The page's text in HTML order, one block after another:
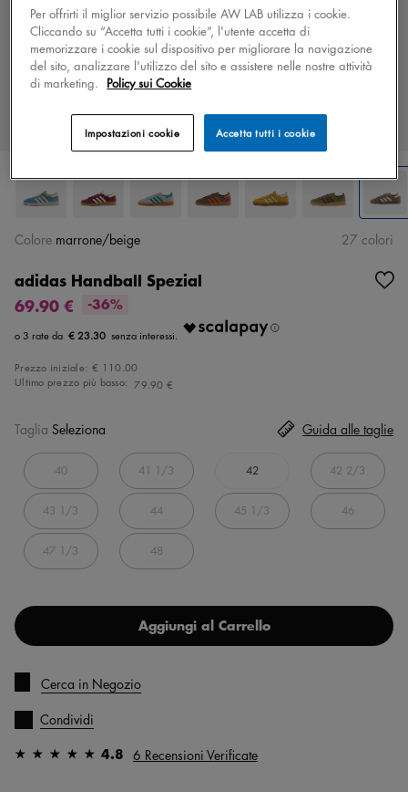
adidas Handball Spezial
69.90 €
-36%
€ 23.30
Prezzo iniziale: € 110.00
Ultimo prezzo più basso: 79.90 €
Colore marrone/beige 27 colori
Taglia Seleziona
40 41 1/3 42 42 2/3
43 1/3 44 45 1/3 46
47 1/3 48
Guida alle taglie
Aggiungi al Carrello
Cerca in Negozio
Condividi
4.8 6 Recensioni Verificate
Per offrirti il miglior servizio possibile AW LAB utilizza i cookie.
Cliccando su “Accetta tutti i cookie”, l'utente accetta di
memorizzare i cookie sul dispositivo per migliorare la navigazione
del sito, analizzare l'utilizzo del sito e assistere nelle nostre attività
di marketing. Policy sui Cookie
Accetta tutti i cookie
Impostazioni cookie